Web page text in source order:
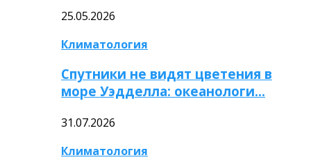
25.05.2026
Климатология
Спутники не видят цветения в
море Уэдделла: океанологи…
31.07.2026
Климатология